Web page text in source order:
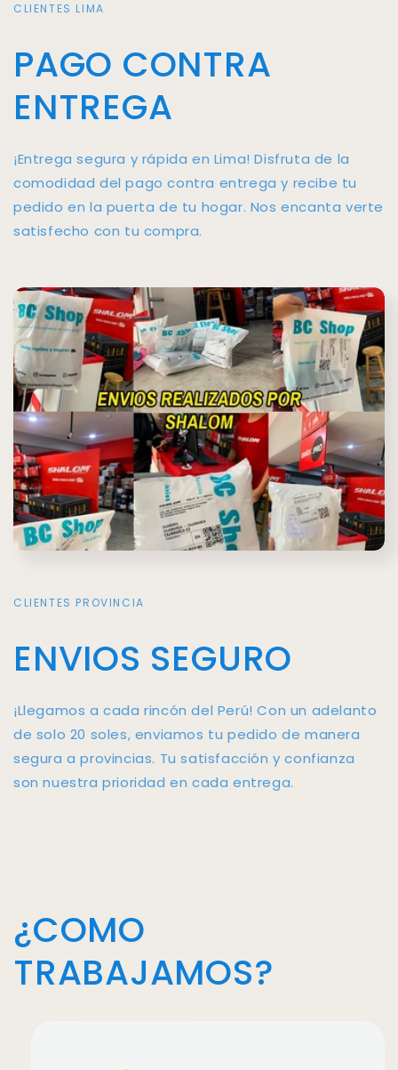
CLIENTES LIMA
PAGO CONTRA
ENTREGA
¡Entrega segura y rápida en Lima! Disfruta de la
comodidad del pago contra entrega y recibe tu
pedido en la puerta de tu hogar. Nos encanta verte
satisfecho con tu compra.
CLIENTES PROVINCIA
ENVIOS SEGURO
¡Llegamos a cada rincón del Perú! Con un adelanto
de solo 20 soles, enviamos tu pedido de manera
segura a provincias. Tu satisfacción y confianza
son nuestra prioridad en cada entrega.
¿COMO
TRABAJAMOS?